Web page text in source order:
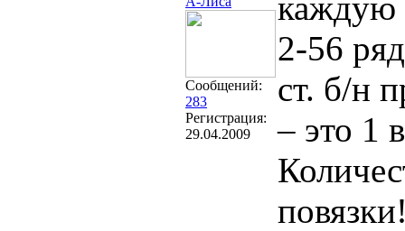
Сообщений:
283
Регистрация:
29.04.2009
2-56
ст. б/н
– это 1